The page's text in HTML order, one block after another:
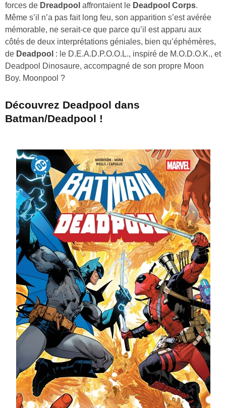
forces de Dreadpool affrontaient le Deadpool Corps.
Même s’il n’a pas fait long feu, son apparition s’est avérée
mémorable, ne serait-ce que parce qu’il est apparu aux
côtés de deux interprétations géniales, bien qu’éphémères,
de Deadpool : le D.E.A.D.P.O.O.L., inspiré de M.O.D.O.K., et
Deadpool Dinosaure, accompagné de son propre Moon
Boy. Moonpool ?
Découvrez Deadpool dans
Batman/Deadpool !